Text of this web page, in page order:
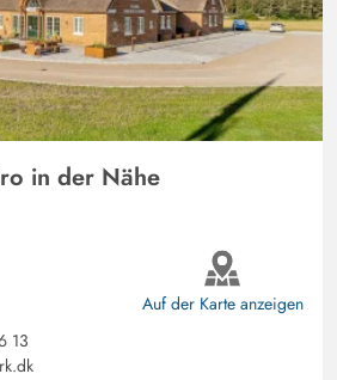
4 von 5
4 von 5
4 out of 517/08/2024
schön. Es ist gemütlich
ausgestattet. In der Küche ist
sind sehr schön und windgeschützt.
waren die Kinder sehr
in der Nähe
13
Auf der Karte anzeigen